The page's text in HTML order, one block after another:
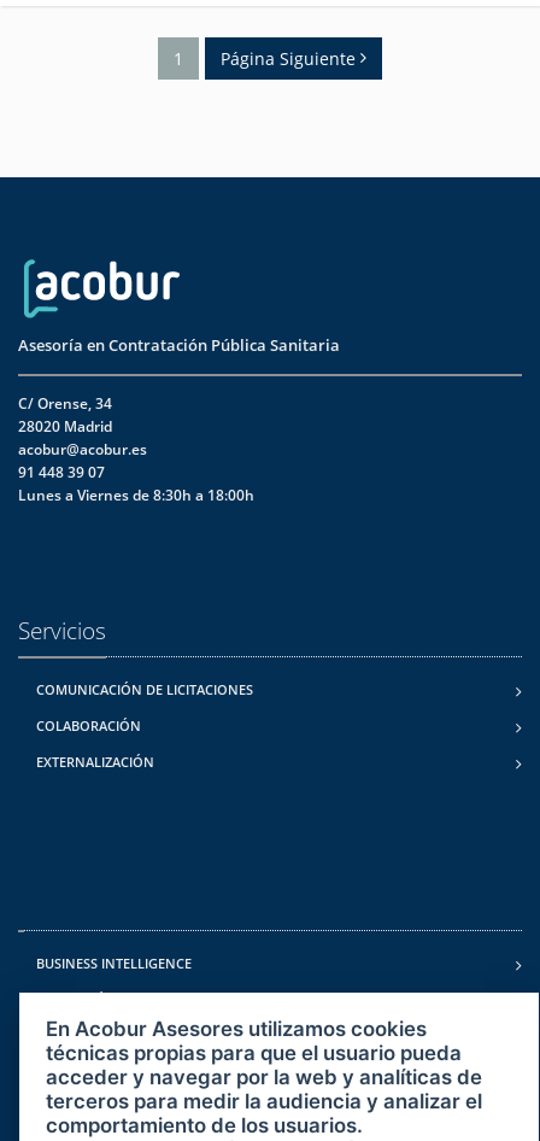
1 Página Siguiente
Asesoría en Contratación Pública Sanitaria
C/ Orense, 34
28020 Madrid
acobur@acobur.es
91 448 39 07
Lunes a Viernes de 8:30h a 18:00h
Servicios
COMUNICACIÓN DE LICITACIONES
COLABORACIÓN
EXTERNALIZACIÓN
BUSINESS INTELLIGENCE
RECURSOS Y ALEGACIONES
En Acobur Asesores utilizamos cookies
técnicas propias para que el usuario pueda
acceder y navegar por la web y analíticas de
terceros para medir la audiencia y analizar el
comportamiento de los usuarios.